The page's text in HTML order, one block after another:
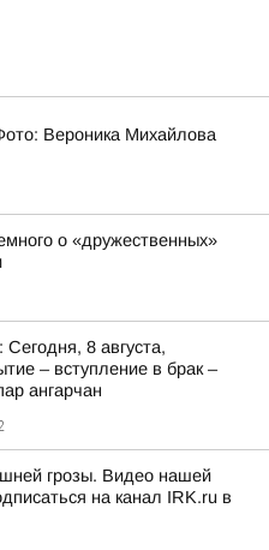
Вероника Михайлова
о «дружественных»
8 августа,
– вступление в брак –
ангарчан
грозы. Видео нашей
на канал IRK.ru в